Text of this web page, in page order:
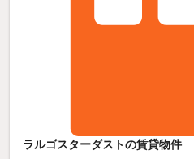
ラルゴスターダストの賃貸物件